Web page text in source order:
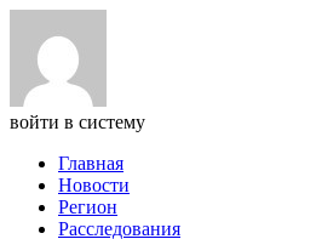
войти в систему
Главная
Новости
Регион
Расследования